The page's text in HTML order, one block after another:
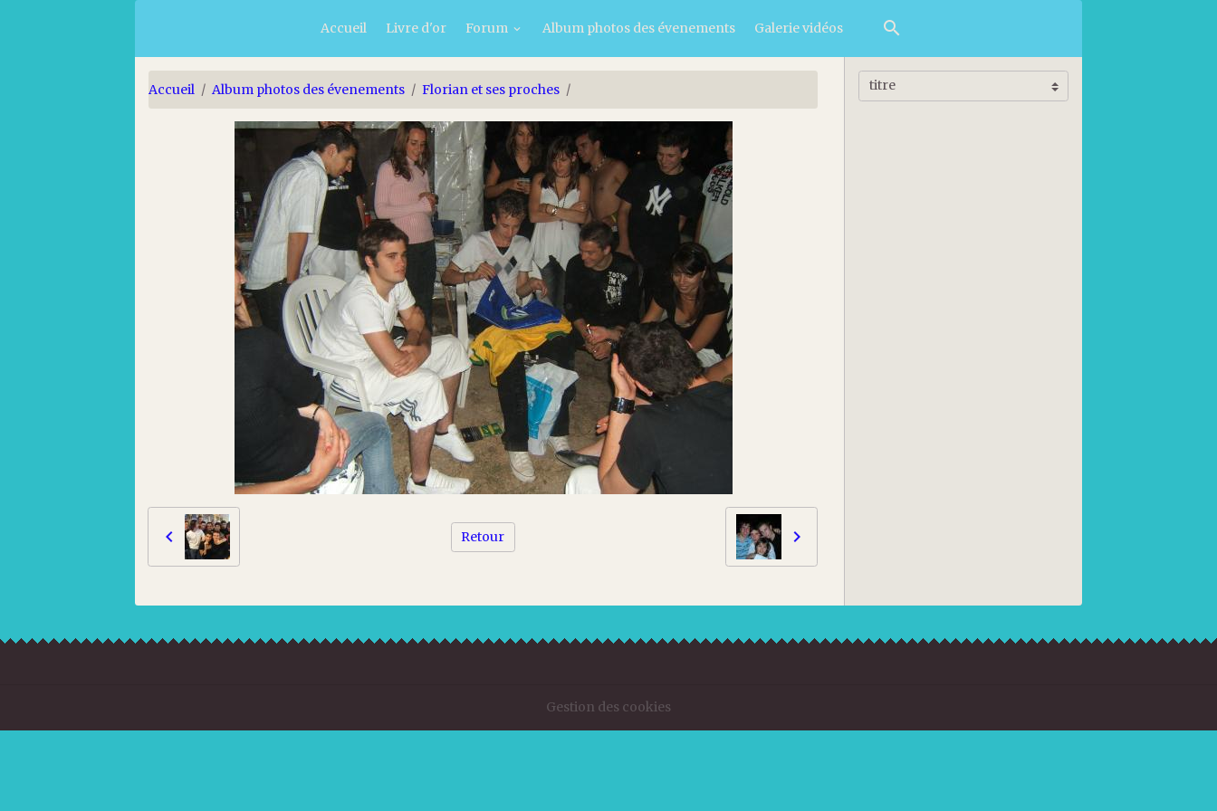
Accueil Livre d'or Forum Album photos des évenements Galerie vidéos
Accueil Album photos des évenements Florian et ses proches
Retour
Gestion des cookies